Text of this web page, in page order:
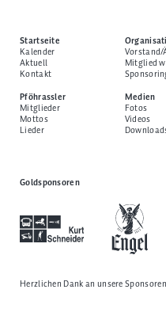
Startseite
Kalender
Aktuell
Kontakt
Pföhrassler
Mitglieder
Mottos
Lieder
Mitglied
Medien
Fotos
Videos
Goldsponsoren
Herzlichen Dank an unsere